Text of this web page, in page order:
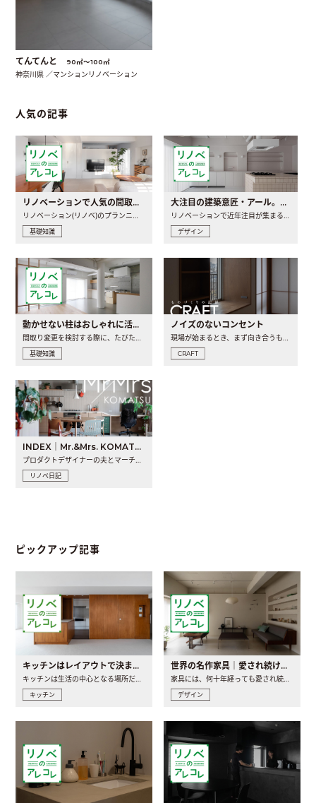
てんてんと 90㎡〜100㎡
神奈川県 ／マンションリノベーション
人気の記事
リノベーションで人気の間取りとは？トレンドの間取りと実例を徹底解説
リノベーション(リノベ)のプランニングで一番最初に決めるのは..
基礎知識
大注目の建築意匠・アール。人気の理由と空間に取り入れるポイント
リノベーションで近年注目が集まる建築意匠の一つであるアール..
デザイン
動かせない柱はおしゃれに活用！柱を魅せるリノベーション(リノベ)4選
間取り変更を検討する際に、たびたび皆さんの頭を悩ませる動か..
基礎知識
ノイズのないコンセント
現場が始まるとき、まず向き合うものの一つがコンセントです..
CRAFT
INDEX｜Mr.&Mrs. KOMATSU renovation diary
プロダクトデザイナーの夫とマーチャンダイザーの妻が、夫婦で..
リノベ日記
ピックアップ記事
キッチンはレイアウトで決まる。後悔しないための考え方と選び方
キッチンは生活の中心となる場所だからこそ、家の中のどこに置..
キッチン
世界の名作家具｜愛され続ける理由と一生モノとの出会い方
家具には、何十年経っても愛され続ける「名作」と呼ばれるもの..
デザイン